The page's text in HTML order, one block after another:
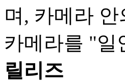
며, 카메라
카메라를 "일
릴리즈